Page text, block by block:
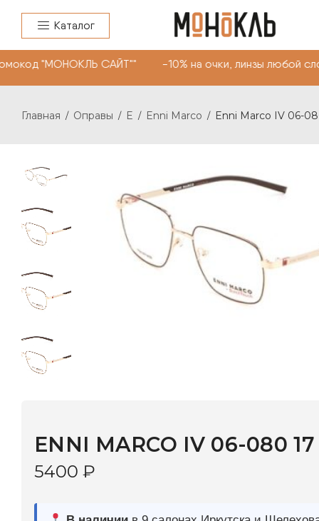
Каталог
"МОНОКЛЬ САЙТ"" -10% на очки, линзы
Главная / Оправы / E / Enni Marco / Enni Marco IV 06-
ENNI MARCO IV 06-080 17
МОНОКЛЬ САЙТ